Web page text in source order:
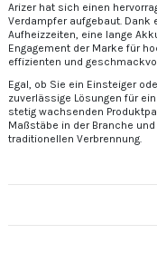
Arizer hat sich einen
Verdampfer aufgebaut.
Aufheizzeiten, eine lange
Engagement der Marke für
effizienten und
Egal, ob Sie ein Einsteiger
zuverlässige Lösungen für
stetig wachsenden
Maßstäbe in der Branche
traditionellen Verbrennung.